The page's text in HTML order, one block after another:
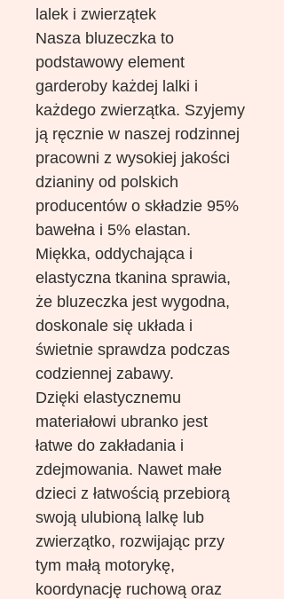
lalek i zwierzątek
Nasza bluzeczka to
podstawowy element
garderoby każdej lalki i
każdego zwierzątka. Szyjemy
ją ręcznie w naszej rodzinnej
pracowni z wysokiej jakości
dzianiny od polskich
producentów o składzie 95%
bawełna i 5% elastan.
Miękka, oddychająca i
elastyczna tkanina sprawia,
że bluzeczka jest wygodna,
doskonale się układa i
świetnie sprawdza podczas
codziennej zabawy.
Dzięki elastycznemu
materiałowi ubranko jest
łatwe do zakładania i
zdejmowania. Nawet małe
dzieci z łatwością przebiorą
swoją ulubioną lalkę lub
zwierzątko, rozwijając przy
tym małą motorykę,
koordynację ruchową oraz